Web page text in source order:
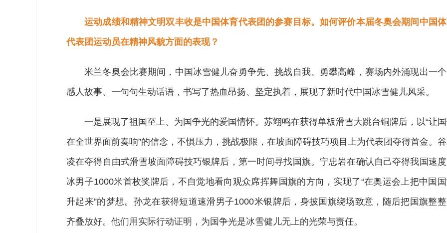
运动成绩和精神文明双丰收是中国体育代表团的参赛目标。如何评价本届冬奥会期间中国
代表团运动员在精神风貌方面的表现？
米兰冬奥会比赛期间，中国冰雪健儿奋勇争先、挑战自我、勇攀高峰，赛场内外涌现出一
感人故事、一句句生动话语，书写了热血昂扬、坚定执着，展现了新时代中国冰雪健儿风采。
一是展现了祖国至上、为国争光的爱国情怀。苏翊鸣在获得单板滑雪大跳台铜牌后，以“让
在全世界面前奏响”的信念，不惧压力，挑战极限，在坡面障碍技巧项目上为代表团夺得首金。
凌在夺得自由式滑雪坡面障碍技巧银牌后，第一时间寻找国旗。宁忠岩在确认自己夺得我国速
冰男子1000米首枚奖牌后，不自觉地看向观众席挥舞国旗的方向，实现了“在奥运会上把中国
升起来”的梦想。孙龙在获得短道速滑男子1000米银牌后，身披国旗绕场致意，随后把国旗整
齐叠放好。他们用实际行动证明，为国争光是冰雪健儿无上的光荣与责任。